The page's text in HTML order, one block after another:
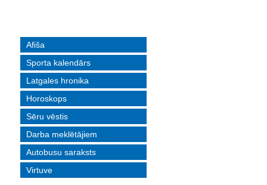
Afiša
Sporta kalendārs
Latgales hronika
Horoskops
Sēru vēstis
Darba meklētājiem
Autobusu saraksts
Virtuve